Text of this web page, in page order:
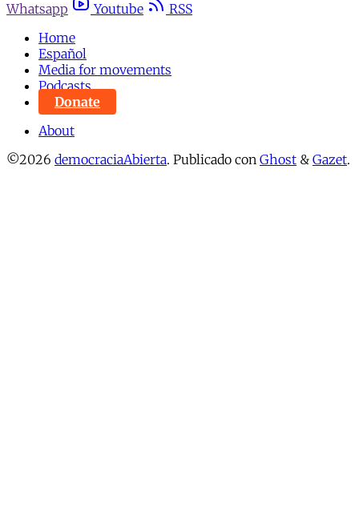
Whatsapp
Youtube
RSS
Home
Español
Media for movements
Podcasts
Donate
About
©2026 democraciaAbierta. Publicado con Ghost & Gazet.